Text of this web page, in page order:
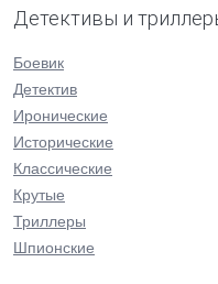
Детективы и
Боевик
Детектив
Иронические
Исторические
Классические
Крутые
Триллеры
Шпионские